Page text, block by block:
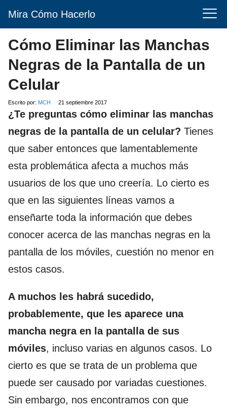
Mira Cómo Hacerlo
Cómo Eliminar las Manchas
Negras de la Pantalla de un
Celular
Escrito por: MCH 21 septiembre 2017
¿Te preguntas cómo eliminar las manchas
negras de la pantalla de un celular? Tienes
que saber entonces que lamentablemente
esta problemática afecta a muchos más
usuarios de los que uno creería. Lo cierto es
que en las siguientes líneas vamos a
enseñarte toda la información que debes
conocer acerca de las manchas negras en la
pantalla de los móviles, cuestión no menor en
estos casos.
A muchos les habrá sucedido,
probablemente, que les aparece una
mancha negra en la pantalla de sus
móviles, incluso varias en algunos casos. Lo
cierto es que se trata de un problema que
puede ser causado por variadas cuestiones.
Sin embargo, nos encontramos con que